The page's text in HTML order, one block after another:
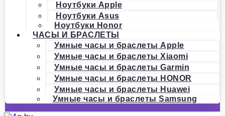
Ноутбуки Apple
Ноутбуки Asus
Ноутбуки Honor
ЧАСЫ И БРАСЛЕТЫ
Умные часы и браслеты Apple
Умные часы и браслеты Xiaomi
Умные часы и браслеты Garmin
Умные часы и браслеты HONOR
Умные часы и браслеты Huawei
Умные часы и браслеты Samsung